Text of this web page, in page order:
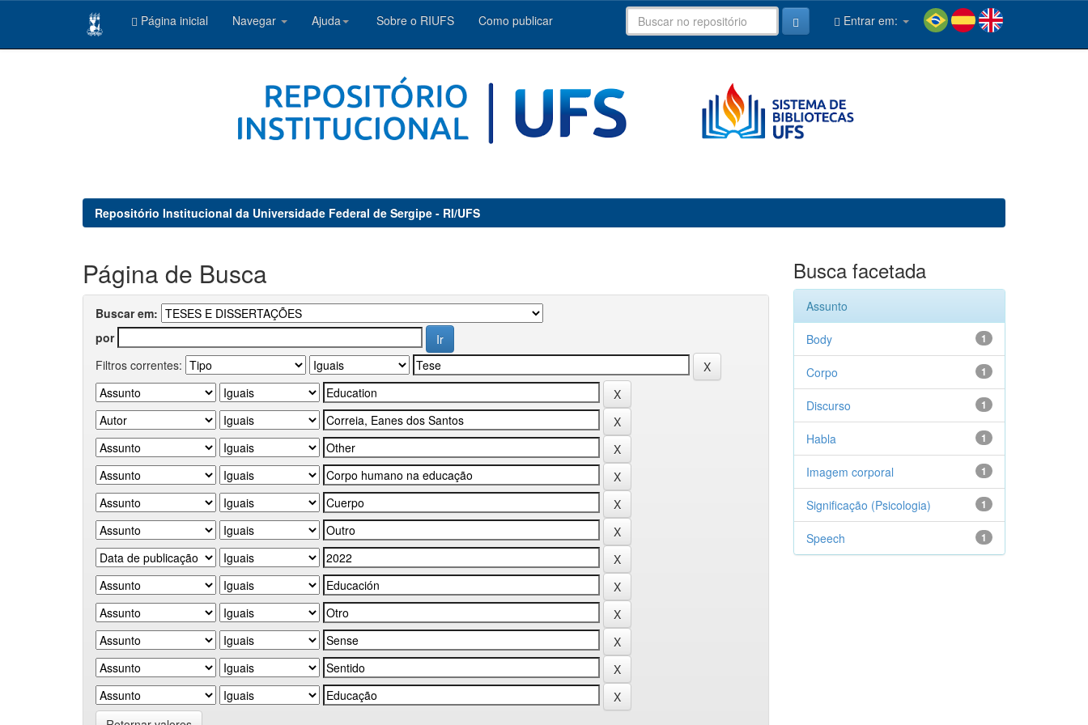
Página inicial Navegar Ajuda Sobre o RIUFS Como publicar Entrar em:
Repositório Institucional da Universidade Federal de Sergipe - RI/UFS
Página de Busca
Buscar em:
por
Filtros correntes:
Busca facetada
Assunto
1
Body
1
Corpo
1
Discurso
1
Habla
1
Imagem corporal
1
Significação (Psicologia)
1
Speech